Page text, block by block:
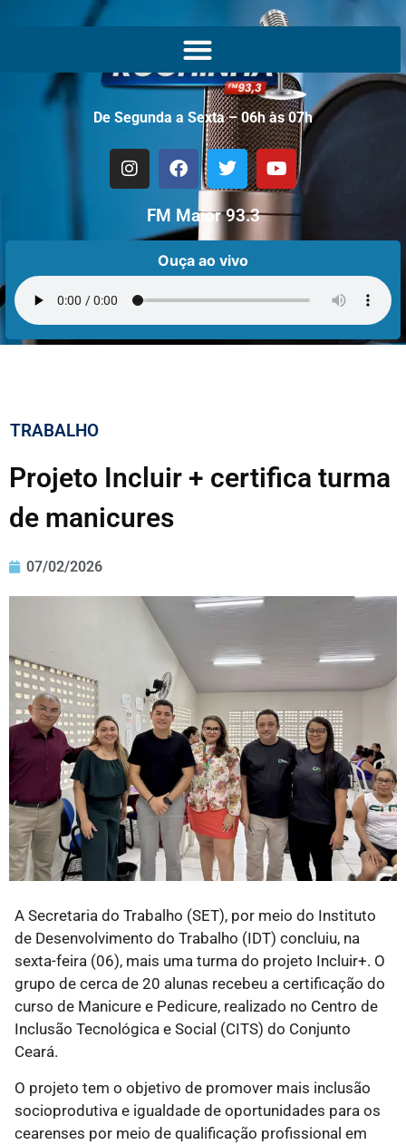
De Segunda a Sexta – 06h às 07h
FM Maior 93.3
Ouça ao vivo
TRABALHO
Projeto Incluir + certifica turma
de manicures
07/02/2026
A Secretaria do Trabalho (SET), por meio do Instituto
de Desenvolvimento do Trabalho (IDT) concluiu, na
sexta-feira (06), mais uma turma do projeto Incluir+. O
grupo de cerca de 20 alunas recebeu a certificação do
curso de Manicure e Pedicure, realizado no Centro de
Inclusão Tecnológica e Social (CITS) do Conjunto
Ceará.
O projeto tem o objetivo de promover mais inclusão
socioprodutiva e igualdade de oportunidades para os
cearenses por meio de qualificação profissional em